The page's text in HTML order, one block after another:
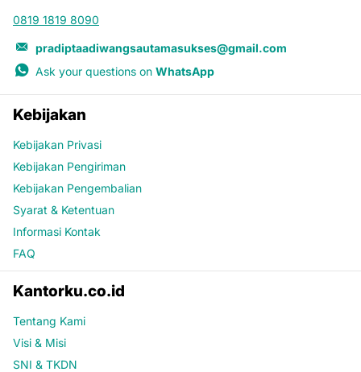
0819 1819 8090
pradiptaadiwangsautamasukses@gmail.com
Ask your questions on WhatsApp
Kebijakan
Kebijakan Privasi
Kebijakan Pengiriman
Kebijakan Pengembalian
Syarat & Ketentuan
Informasi Kontak
FAQ
Kantorku.co.id
Tentang Kami
Visi & Misi
SNI & TKDN